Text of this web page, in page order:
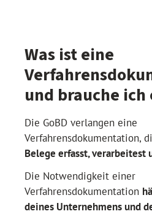
Was ist eine
und brauche ich
Die GoBD verlangen eine
Verfahrensdokumentation,
Belege erfasst, verarbeitest
Die Notwendigkeit einer
Verfahrensdokumentation
deines Unternehmens und